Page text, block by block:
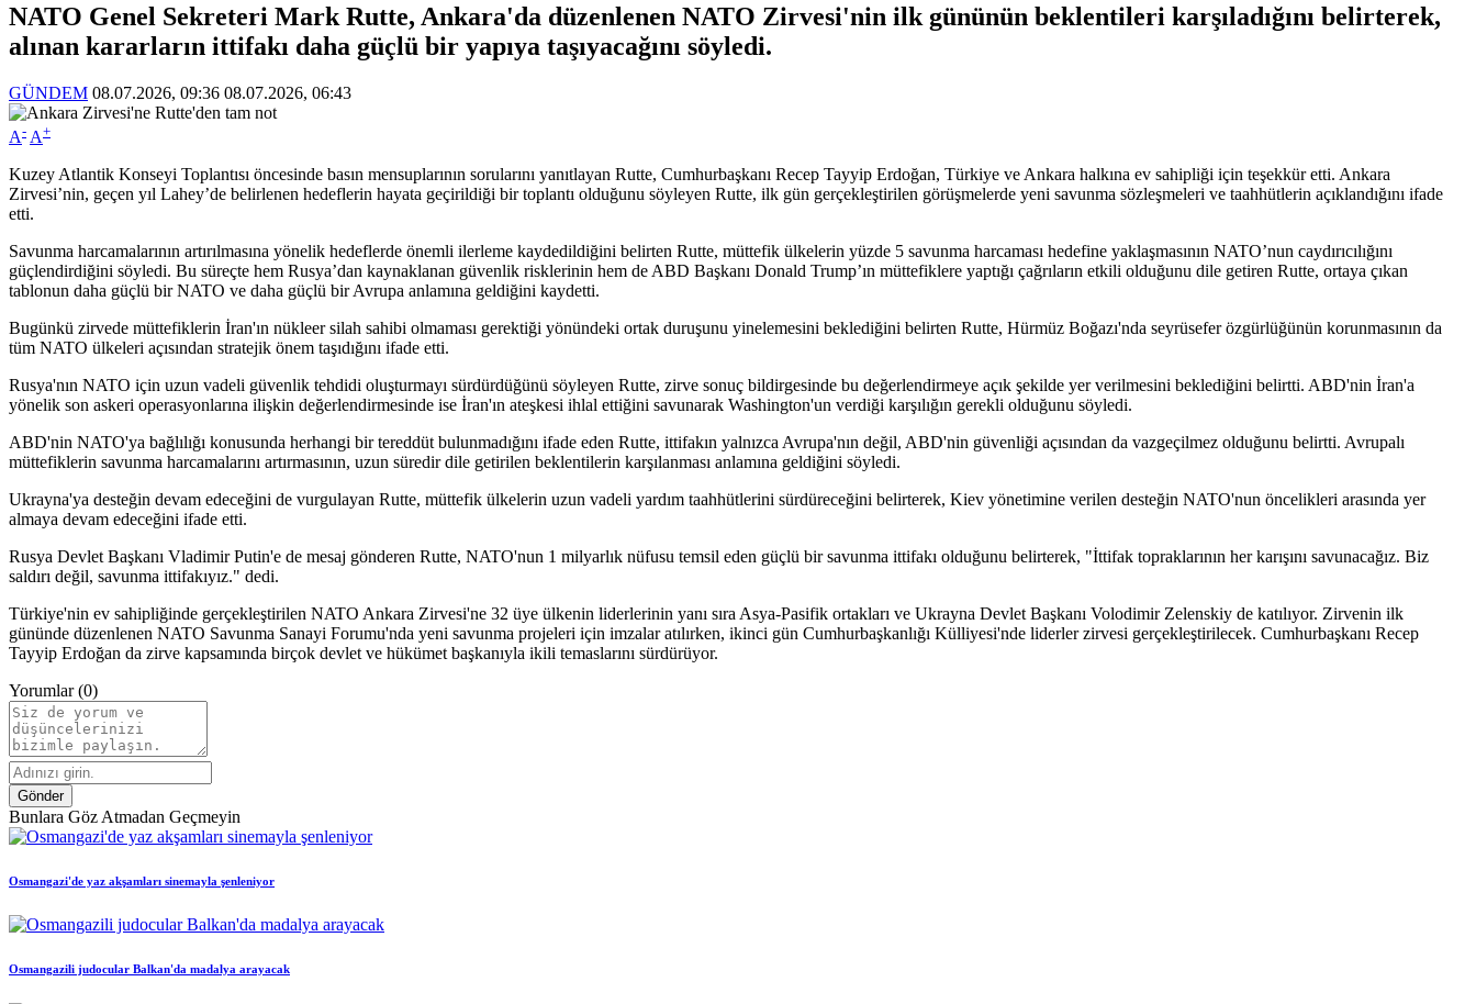
NATO Genel Sekreteri Mark Rutte, Ankara'da düzenlenen NATO Zirvesi'nin ilk gününün beklentileri karşıladığını belirterek,
alınan kararların ittifakı daha güçlü bir yapıya taşıyacağını söyledi.
GÜNDEM 08.07.2026, 09:36 08.07.2026, 06:43
A- A+
Kuzey Atlantik Konseyi Toplantısı öncesinde basın mensuplarının sorularını yanıtlayan Rutte, Cumhurbaşkanı Recep Tayyip Erdoğan, Türkiye ve Ankara halkına ev sahipliği için teşekkür etti. Ankara
Zirvesi’nin, geçen yıl Lahey’de belirlenen hedeflerin hayata geçirildiği bir toplantı olduğunu söyleyen Rutte, ilk gün gerçekleştirilen görüşmelerde yeni savunma sözleşmeleri ve taahhütlerin açıklandığını ifade
etti.
Savunma harcamalarının artırılmasına yönelik hedeflerde önemli ilerleme kaydedildiğini belirten Rutte, müttefik ülkelerin yüzde 5 savunma harcaması hedefine yaklaşmasının NATO’nun caydırıcılığını
güçlendirdiğini söyledi. Bu süreçte hem Rusya’dan kaynaklanan güvenlik risklerinin hem de ABD Başkanı Donald Trump’ın müttefiklere yaptığı çağrıların etkili olduğunu dile getiren Rutte, ortaya çıkan
tablonun daha güçlü bir NATO ve daha güçlü bir Avrupa anlamına geldiğini kaydetti.
Bugünkü zirvede müttefiklerin İran'ın nükleer silah sahibi olmaması gerektiği yönündeki ortak duruşunu yinelemesini beklediğini belirten Rutte, Hürmüz Boğazı'nda seyrüsefer özgürlüğünün korunmasının da
tüm NATO ülkeleri açısından stratejik önem taşıdığını ifade etti.
Rusya'nın NATO için uzun vadeli güvenlik tehdidi oluşturmayı sürdürdüğünü söyleyen Rutte, zirve sonuç bildirgesinde bu değerlendirmeye açık şekilde yer verilmesini beklediğini belirtti. ABD'nin İran'a
yönelik son askeri operasyonlarına ilişkin değerlendirmesinde ise İran'ın ateşkesi ihlal ettiğini savunarak Washington'un verdiği karşılığın gerekli olduğunu söyledi.
ABD'nin NATO'ya bağlılığı konusunda herhangi bir tereddüt bulunmadığını ifade eden Rutte, ittifakın yalnızca Avrupa'nın değil, ABD'nin güvenliği açısından da vazgeçilmez olduğunu belirtti. Avrupalı
müttefiklerin savunma harcamalarını artırmasının, uzun süredir dile getirilen beklentilerin karşılanması anlamına geldiğini söyledi.
Ukrayna'ya desteğin devam edeceğini de vurgulayan Rutte, müttefik ülkelerin uzun vadeli yardım taahhütlerini sürdüreceğini belirterek, Kiev yönetimine verilen desteğin NATO'nun öncelikleri arasında yer
almaya devam edeceğini ifade etti.
Rusya Devlet Başkanı Vladimir Putin'e de mesaj gönderen Rutte, NATO'nun 1 milyarlık nüfusu temsil eden güçlü bir savunma ittifakı olduğunu belirterek, "İttifak topraklarının her karışını savunacağız. Biz
saldırı değil, savunma ittifakıyız." dedi.
Türkiye'nin ev sahipliğinde gerçekleştirilen NATO Ankara Zirvesi'ne 32 üye ülkenin liderlerinin yanı sıra Asya-Pasifik ortakları ve Ukrayna Devlet Başkanı Volodimir Zelenskiy de katılıyor. Zirvenin ilk
gününde düzenlenen NATO Savunma Sanayi Forumu'nda yeni savunma projeleri için imzalar atılırken, ikinci gün Cumhurbaşkanlığı Külliyesi'nde liderler zirvesi gerçekleştirilecek. Cumhurbaşkanı Recep
Tayyip Erdoğan da zirve kapsamında birçok devlet ve hükümet başkanıyla ikili temaslarını sürdürüyor.
Yorumlar (0)
Gönder
Bunlara Göz Atmadan Geçmeyin
Osmangazi'de yaz akşamları sinemayla şenleniyor
Osmangazili judocular Balkan'da madalya arayacak